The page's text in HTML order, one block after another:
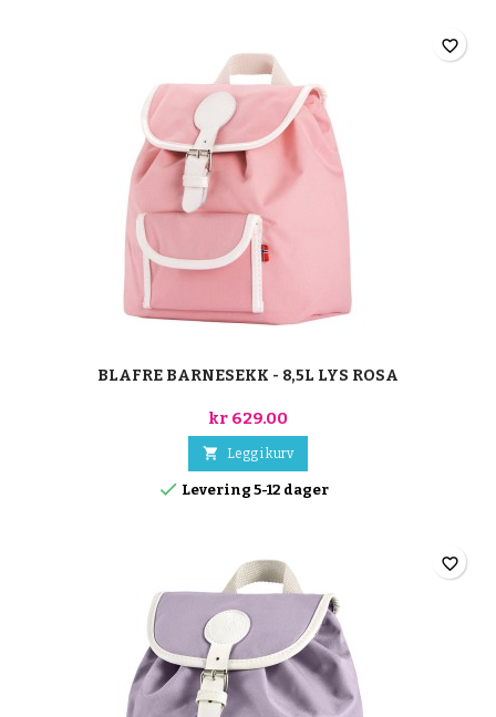
BLAFRE BARNESEKK - 8,5L LYS ROSA
kr 629.00
 Legg i kurv
 Levering 5-12 dager
favorite_border
favorite_border